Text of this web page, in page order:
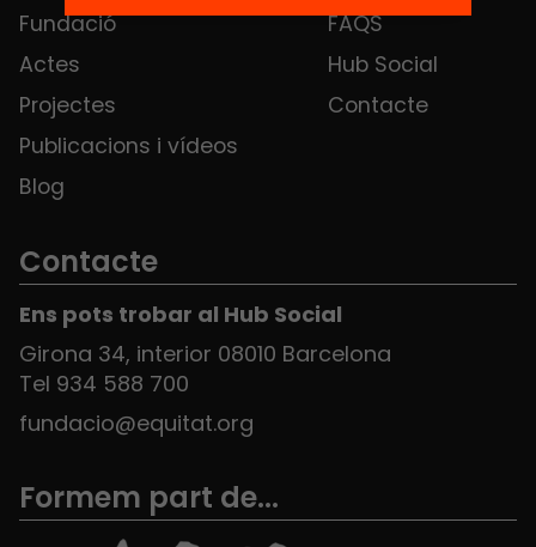
Fundació
Actes
Projectes
Publicacions i vídeos
Blog
FAQS
Hub Social
Contacte
Contacte
Ens pots trobar al Hub Social
Girona 34, interior 08010 Barcelona
Tel 934 588 700
fundacio@equitat.org
Formem part de...